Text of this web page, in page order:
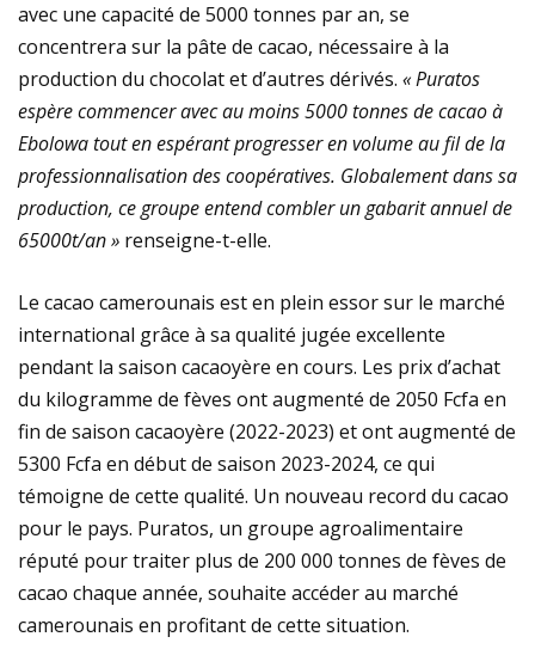
avec une capacité de 5000 tonnes par an, se
concentrera sur la pâte de cacao, nécessaire à la
production du chocolat et d’autres dérivés. « Puratos
espère commencer avec au moins 5000 tonnes de cacao à
Ebolowa tout en espérant progresser en volume au fil de la
professionnalisation des coopératives. Globalement dans sa
production, ce groupe entend combler un gabarit annuel de
65000t/an » renseigne-t-elle.
Le cacao camerounais est en plein essor sur le marché
international grâce à sa qualité jugée excellente
pendant la saison cacaoyère en cours. Les prix d’achat
du kilogramme de fèves ont augmenté de 2050 Fcfa en
fin de saison cacaoyère (2022-2023) et ont augmenté de
5300 Fcfa en début de saison 2023-2024, ce qui
témoigne de cette qualité. Un nouveau record du cacao
pour le pays. Puratos, un groupe agroalimentaire
réputé pour traiter plus de 200 000 tonnes de fèves de
cacao chaque année, souhaite accéder au marché
camerounais en profitant de cette situation.